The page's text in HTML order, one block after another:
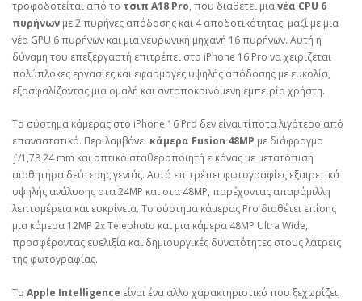
τροφοδοτείται από το τσιπ A18 Pro, που διαθέτει μιανέα CPU 6
πυρήνων με 2 πυρήνες απόδοσης και 4 αποδοτικότητας, μαζί με μια
νέα GPU 6 πυρήνων και μια νευρωνική μηχανή 16 πυρήνων. Αυτή η
δύναμη του επεξεργαστή επιτρέπει στο iPhone 16 Pro να χειρίζεται
πολύπλοκες εργασίες και εφαρμογές υψηλής απόδοσης με ευκολία,
εξασφαλίζοντας μια ομαλή και ανταποκρινόμενη εμπειρία χρήστη.
Το σύστημα κάμερας στο iPhone 16 Pro δεν είναι τίποτα λιγότερο από
επαναστατικό. Περιλαμβάνει κάμερα Fusion 48MP με διάφραγμα
ƒ/1,78 24 mm και οπτικό σταθεροποιητή εικόνας με μετατόπιση
αισθητήρα δεύτερης γενιάς. Αυτό επιτρέπει φωτογραφίες εξαιρετικά
υψηλής ανάλυσης στα 24MP και στα 48MP, παρέχοντας απαράμιλλη
λεπτομέρεια και ευκρίνεια. Το σύστημα κάμερας Pro διαθέτει επίσης
μια κάμερα 12MP 2x Telephoto και μια κάμερα 48MP Ultra Wide,
προσφέροντας ευελιξία και δημιουργικές δυνατότητες στους λάτρεις
της φωτογραφίας.
Το Apple Intelligence είναι ένα άλλο χαρακτηριστικό που ξεχωρίζει,